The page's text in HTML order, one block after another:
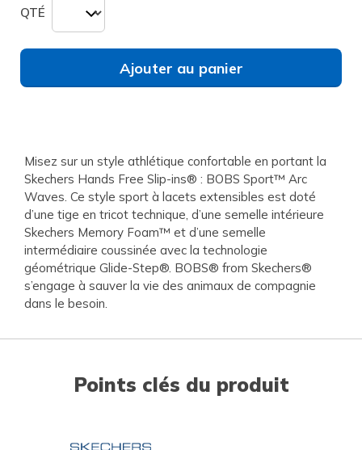
QTÉ
Ajouter au panier
Misez sur un style athlétique confortable en portant la
Skechers Hands Free Slip-ins® : BOBS Sport™ Arc
Waves. Ce style sport à lacets extensibles est doté
d’une tige en tricot technique, d’une semelle intérieure
Skechers Memory Foam™ et d’une semelle
intermédiaire coussinée avec la technologie
géométrique Glide-Step®. BOBS® from Skechers®
s’engage à sauver la vie des animaux de compagnie
dans le besoin.
Points clés du produit